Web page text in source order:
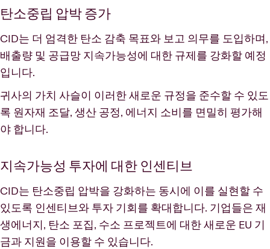
탄소중립 압박 증가
CID는 더 엄격한 탄소 감축 목표와 보고 의무를 도입하며,
배출량 및 공급망 지속가능성에 대한 규제를 강화할 예정
입니다.
귀사의 가치 사슬이 이러한 새로운 규정을 준수할 수 있도
록 원자재 조달, 생산 공정, 에너지 소비를 면밀히 평가해
야 합니다.
지속가능성 투자에 대한 인센티브
CID는 탄소중립 압박을 강화하는 동시에 이를 실현할 수
있도록 인센티브와 투자 기회를 확대합니다. 기업들은 재
생에너지, 탄소 포집, 수소 프로젝트에 대한 새로운 EU 기
금과 지원을 이용할 수 있습니다.